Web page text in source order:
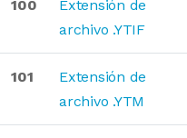
100
Extensión de
archivo .YTIF
101
Extensión de
archivo .YTM